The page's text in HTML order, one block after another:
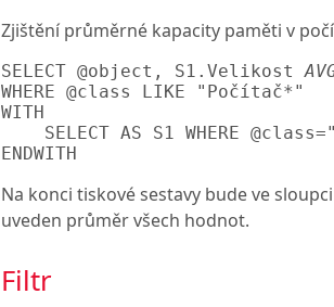
Zjištění průměrné kapacity paměti v
SELECT @object, S1.Velikost
WHERE @class LIKE "Počítač*"
WITH
SELECT AS S1 WHERE
Na konci tiskové sestavy bude ve
uveden průměr všech hodnot.
Filtr